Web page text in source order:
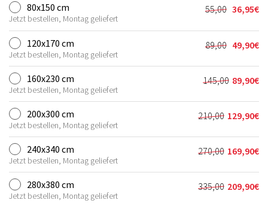
80x150 cm
Jetzt bestellen, Montag geliefert
55,00
Preis
war:
55,00€
36,95€
Aktueller
Preis
ist:
36,95€.
120x170 cm
Jetzt bestellen, Montag geliefert
89,00
Preis
war:
89,00€
49,90€
Aktueller
Preis
ist:
49,90€.
160x230 cm
Jetzt bestellen, Montag geliefert
145,00
Preis
war:
145,00€
89,90€
Aktueller
Preis
ist:
89,90€.
200x300 cm
Jetzt bestellen, Montag geliefert
210,00
Preis
war:
210,00€
129,90€
Aktueller
Preis
ist:
129,90€.
240x340 cm
Jetzt bestellen, Montag geliefert
270,00
Preis
war:
270,00€
169,90€
Aktueller
Preis
ist:
169,90€.
280x380 cm
Jetzt bestellen, Montag geliefert
335,00 209,90€
Aktueller